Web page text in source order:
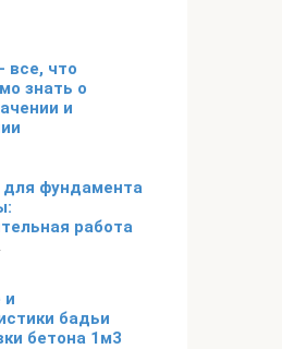
все, что
знать о
и
для фундамента
работа
и
бадьи
бетона 1м3